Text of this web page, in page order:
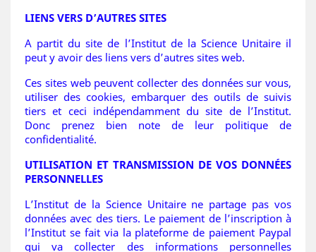
LIENS VERS D’AUTRES SITES
A partit du site de l’Institut de la Science Unitaire il
peut y avoir des liens vers d’autres sites web.
Ces sites web peuvent collecter des données sur vous,
utiliser des cookies, embarquer des outils de suivis
tiers et ceci indépendamment du site de l’Institut.
Donc prenez bien note de leur politique de
confidentialité.
UTILISATION ET TRANSMISSION DE VOS DONNÉES
PERSONNELLES
L’Institut de la Science Unitaire ne partage pas vos
données avec des tiers. Le paiement de l’inscription à
l’Institut se fait via la plateforme de paiement Paypal
qui va collecter des informations personnelles